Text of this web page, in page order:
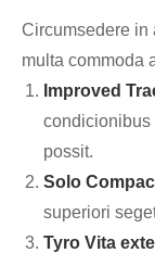
Circumsedere in
multa commoda
Improved
condicionibus
possit.
Solo
superiori
Tyro Vita